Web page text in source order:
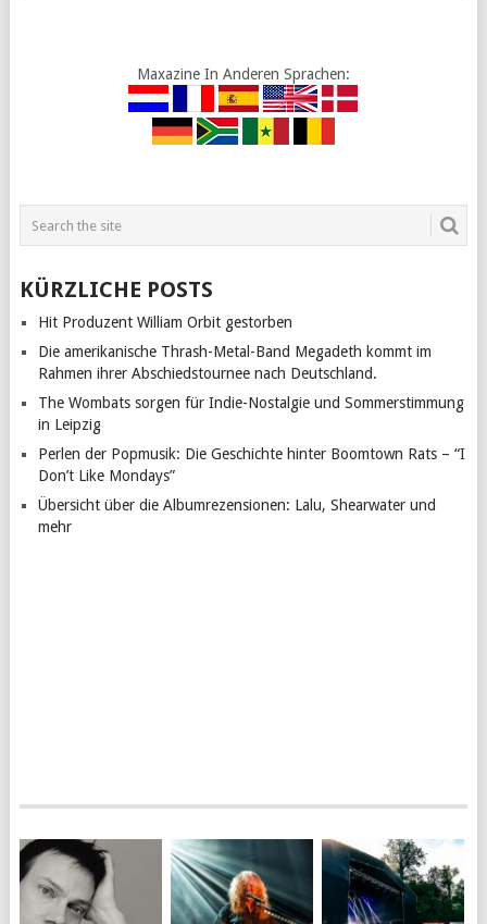
Maxazine In Anderen Sprachen:
KÜRZLICHE POSTS
Hit Produzent William Orbit gestorben
Die amerikanische Thrash-Metal-Band Megadeth kommt im
Rahmen ihrer Abschiedstournee nach Deutschland.
The Wombats sorgen für Indie-Nostalgie und Sommerstimmung
in Leipzig
Perlen der Popmusik: Die Geschichte hinter Boomtown Rats – “I
Don’t Like Mondays”
Übersicht über die Albumrezensionen: Lalu, Shearwater und
mehr